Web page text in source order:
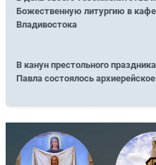
Божественную литургию в
Владивостока
В канун престольного
Павла состоялось